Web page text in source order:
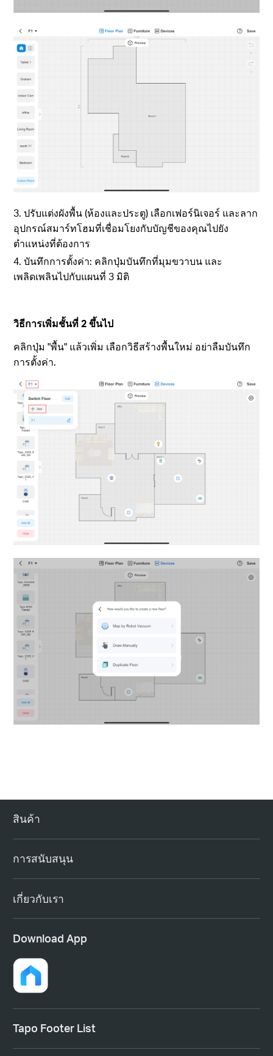
3. ปรับแต่งผังพื้น (ห้องและประตู) เลือกเฟอร์นิเจอร์ และลาก
อุปกรณ์สมาร์ทโฮมที่เชื่อมโยงกับบัญชีของคุณไปยัง
ตำแหน่งที่ต้องการ
4. บันทึกการตั้งค่า: คลิกปุ่มบันทึกที่มุมขวาบน และ
เพลิดเพลินไปกับแผนที่ 3 มิติ
วิธีการเพิ่มชั้นที่ 2 ขึ้นไป
คลิกปุ่ม "พื้น" แล้วเพิ่ม เลือกวิธีสร้างพื้นใหม่ อย่าลืมบันทึก
การตั้งค่า.
สินค้า
การสนับสนุน
เกี่ยวกับเรา
Download App
Tapo Footer List